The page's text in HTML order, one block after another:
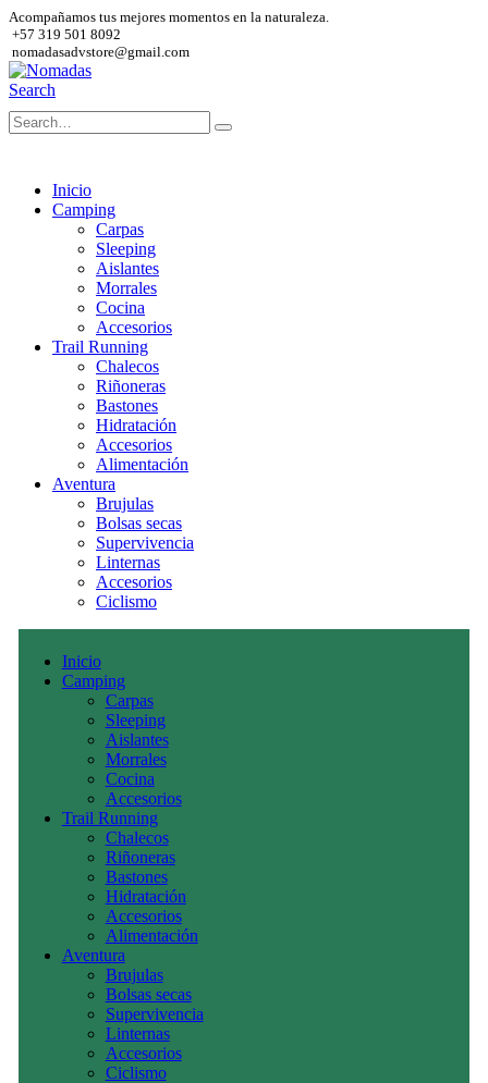
Acompañamos tus mejores momentos en la naturaleza.
+57 319 501 8092
nomadasadvstore@gmail.com
Search
Inicio
Camping
Carpas
Sleeping
Aislantes
Morrales
Cocina
Accesorios
Trail Running
Chalecos
Riñoneras
Bastones
Hidratación
Accesorios
Alimentación
Aventura
Brujulas
Bolsas secas
Supervivencia
Linternas
Accesorios
Ciclismo
Inicio
Camping
Carpas
Sleeping
Aislantes
Morrales
Cocina
Accesorios
Trail Running
Chalecos
Riñoneras
Bastones
Hidratación
Accesorios
Alimentación
Aventura
Brujulas
Bolsas secas
Supervivencia
Linternas
Accesorios
Ciclismo